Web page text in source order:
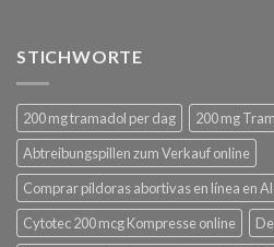
STICHWORTE
200 mg tramadol per dag
200 mg
Abtreibungspillen zum Verkauf online
Comprar píldoras abortivas en línea en
Cytotec 200 mcg Kompresse online